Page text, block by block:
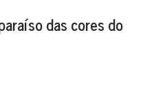
das cores do